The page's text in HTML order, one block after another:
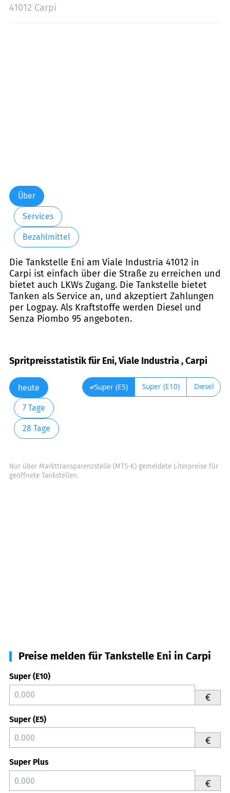
41012 Carpi
Über
Services
Bezahlmittel
Die Tankstelle Eni am Viale Industria 41012 in
Carpi ist einfach über die Straße zu erreichen und
bietet auch LKWs Zugang. Die Tankstelle bietet
Tanken als Service an, und akzeptiert Zahlungen
per Logpay. Als Kraftstoffe werden Diesel und
Senza Piombo 95 angeboten.
Spritpreisstatistik für Eni, Viale Industria , Carpi
heute
7 Tage
28 Tage
Super (E5) Super (E10) Diesel
Nur über Markttransparenzstelle (MTS-K) gemeldete Literpreise für
geöffnete Tankstellen.
Preise melden für Tankstelle Eni in Carpi
Super (E10)
€
Super (E5)
€
Super Plus
€